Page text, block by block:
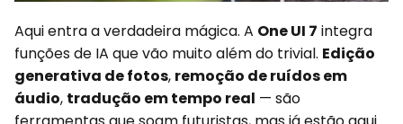
Aqui entra a verdadeira mágica. A One UI 7 integra
funções de IA que vão muito além do trivial. Edição
generativa de fotos, remoção de ruídos em
áudio, tradução em tempo real — são